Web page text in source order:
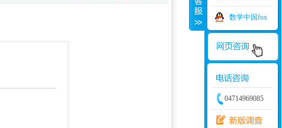
捷导航
数学中国fox
04714969085